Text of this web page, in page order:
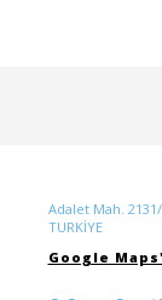
Adalet Mah.
TURKİYE
Google